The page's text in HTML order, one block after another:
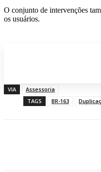
O conjunto de intervenções
os usuários.
VIA
Assessoria
TAGS
BR-163